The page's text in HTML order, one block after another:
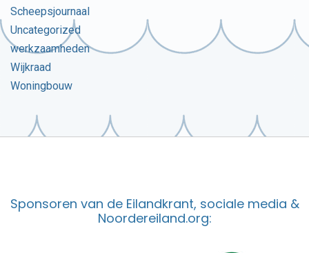
Scheepsjournaal
Uncategorized
werkzaamheden
Wijkraad
Woningbouw
Sponsoren van de Eilandkrant, sociale media &
Noordereiland.org: